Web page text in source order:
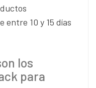
entre 10 y 15 días
los
para